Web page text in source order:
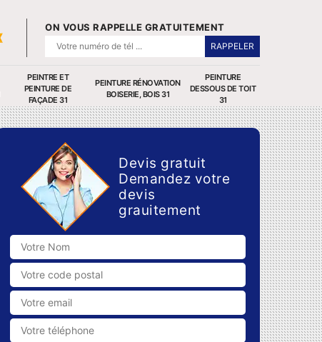
ON VOUS RAPPELLE GRATUITEMENT
PEINTRE ET
PEINTURE DE
FAÇADE 31
PEINTURE RÉNOVATION
BOISERIE, BOIS 31
PEINTURE
DESSOUS DE TOIT
31
Devis gratuit
Demandez votre
devis
grauitement